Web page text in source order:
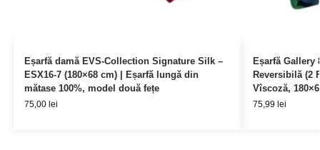
Eșarfă damă EVS-Collection Signature Silk –
ESX16-7 (180×68 cm) | Eșarfă lungă din
mătase 100%, model două fețe
75,00 lei
Eșarfă Gallery
Reversibilă (2
Vîscoză,
75,99 lei